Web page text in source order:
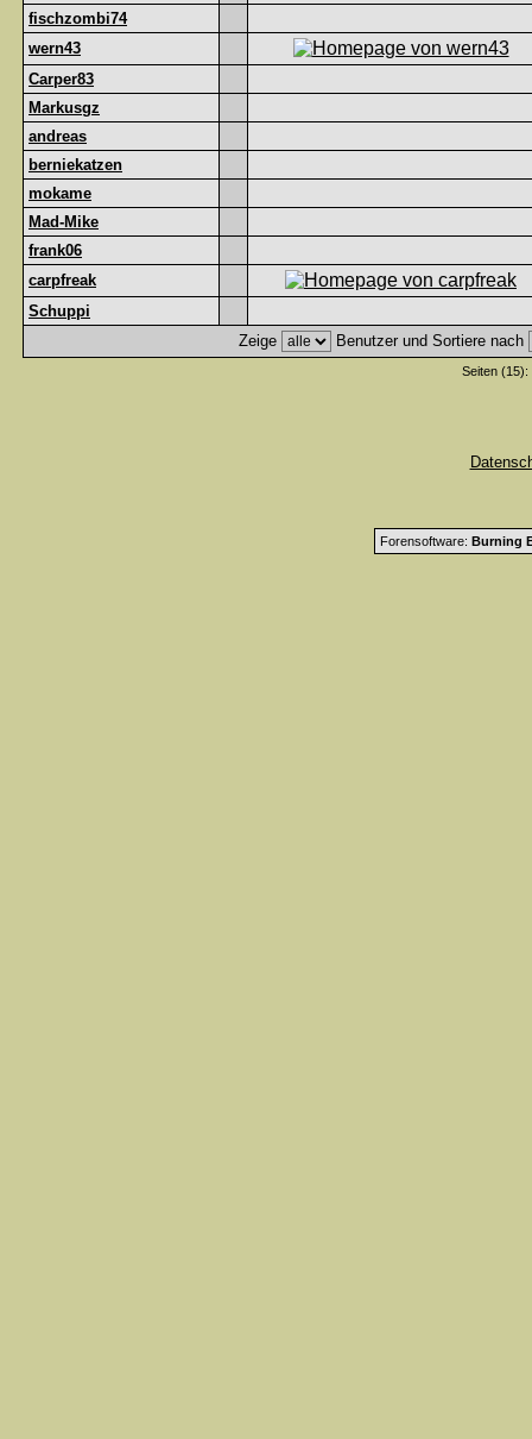
fischzombi74
wern43
Carper83
Markusgz
andreas
berniekatzen
mokame
Mad-Mike
frank06
carpfreak
Schuppi
Zeige
Benutzer und Sortiere nach
Seiten (15):
Forensoftware: Burning